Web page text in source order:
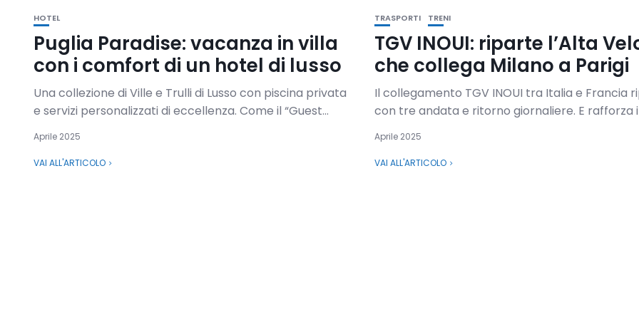
HOTEL
Puglia Paradise: vacanza in villa
con i comfort di un hotel di lusso
Una collezione di Ville e Trulli di Lusso con piscina privata
e servizi personalizzati di eccellenza. Come il “Guest...
Aprile 2025
VAI ALL'ARTICOLO
TRASPORTI TRENI
TGV INOUI: riparte l’Alta
che collega Milano a Parigi
Il collegamento TGV INOUI tra Italia e Francia
con tre andata e ritorno giornaliere. E rafforza
Aprile 2025
VAI ALL'ARTICOLO